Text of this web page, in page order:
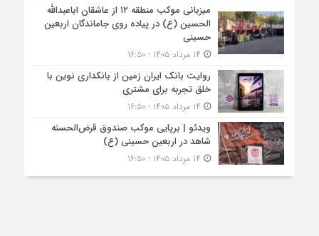
میزبانی موکب منطقه ۱۲ از عاشقان اباعبدالله
الحسین (ع) در پیاده روی جاماندگان اربعین
حسینی
روایت بانک ایران زمین از بانکداری نوین با
خلق تجربه برای مشتری
ویدئو | برپایی موکب صندوق قرض‌الحسنه
شاهد در اربعین حسینی (ع)